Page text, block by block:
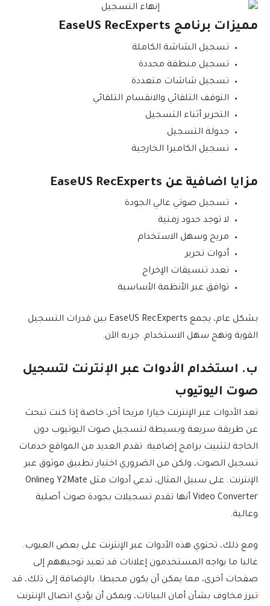
مميزات برنامج EaseUS RecExperts
تسجيل الشاشة الكاملة
تسجيل منطقة محددة
تسجيل شاشات متعددة
التوقف التلقائي والانقسام التلقائي
التحرير أثناء التسجيل
جدولة التسجيل
تسجيل الكاميرا الخارجية
مزايا اضافية عن EaseUS RecExperts
تسجيل صوتي عالي الجودة
لا توجد حدود زمنية
مريح وسهل الاستخدام
أدوات تحرير
تعدد تنسيقات الإخراج
توافق عبر الأنظمة الأساسية
بشكل عام، يجمع EaseUS RecExperts بين قدرات التسجيل
القوية ونهج سهل الاستخدام. جربه الآن.
ب. استخدام الأدوات عبر الإنترنت لتسجيل
صوت اليوتيوب
تعد الأدوات عبر الإنترنت خيارا مريحا آخر، خاصة إذا كنت تبحث
عن طريقة سريعة وبسيطة لتسجيل صوت اليوتيوب دون
الحاجة لتثبيت برامج إضافية. تقدم العديد من المواقع خدمات
تسجيل الصوت، ولكن من الضروري اختيار تطبيق موثوق عبر
الإنترنت. على سبيل المثال، تدعي أدوات مثل Y2Mate وOnline
Video Converter أنها تقدم تسجيلات بجودة صوت أصلية
وعالية.
ومع ذلك، تحتوي هذه الأدوات عبر الإنترنت على بعض العيوب.
غالبا ما يواجه المستخدمون إعلانات قد تعيد توجيههم إلى
صفحات أخرى، مما يمكن أن يكون محبطا. بالإضافة إلى ذلك، قد
تبرز مخاوف بشأن أمان البيانات، ويمكن أن يؤدي اتصال الإنترنت